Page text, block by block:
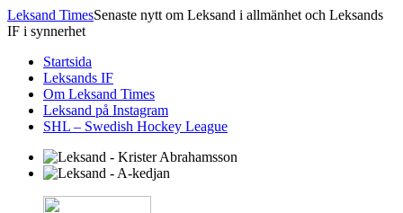
Leksand TimesSenaste nytt om Leksand i allmänhet och Leksands
IF i synnerhet
Startsida
Leksands IF
Om Leksand Times
Leksand på Instagram
SHL – Swedish Hockey League